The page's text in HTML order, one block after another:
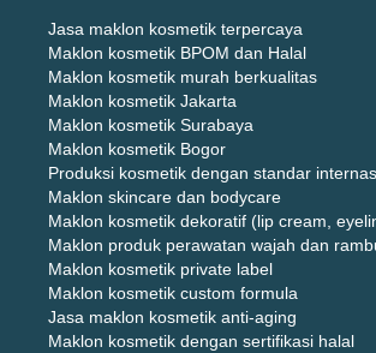
Jasa maklon kosmetik terpercaya
Maklon kosmetik BPOM dan Halal
Maklon kosmetik murah berkualitas
Maklon kosmetik Jakarta
Maklon kosmetik Surabaya
Maklon kosmetik Bogor
Produksi kosmetik dengan standar
Maklon skincare dan bodycare
Maklon kosmetik dekoratif (lip cream,
Maklon produk perawatan wajah dan
Maklon kosmetik private label
Maklon kosmetik custom formula
Jasa maklon kosmetik anti-aging
Maklon kosmetik dengan sertifikasi halal